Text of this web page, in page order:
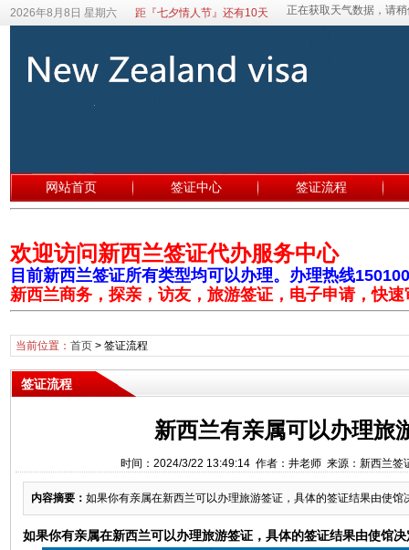
2026年8月8日 星期六 距『七夕情人节』还有10天
网站首页 签证中心 签证流程
欢迎访问新西兰签证代办服务中心
目前新西兰签证所有类型均可以办理。办理热线
新西兰商务，探亲，访友，旅游签证，电子申请，快速
当前位置： 首页> 签证流程
签证流程
新西兰有亲属可以办理旅
时间：2024/3/22 13:49:14 作者：井老师 来源：新西兰
内容摘要： 如果你有亲属在新西兰可以办理旅游签证，具体的签证结果由使馆
如果你有亲属在新西兰可以办理旅游签证，具体的签证结果由使馆决